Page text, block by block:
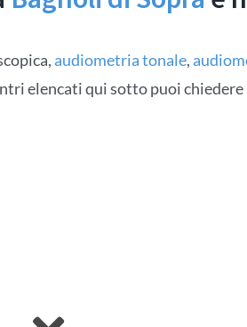
audiometria tonale,
elencati qui sotto puoi